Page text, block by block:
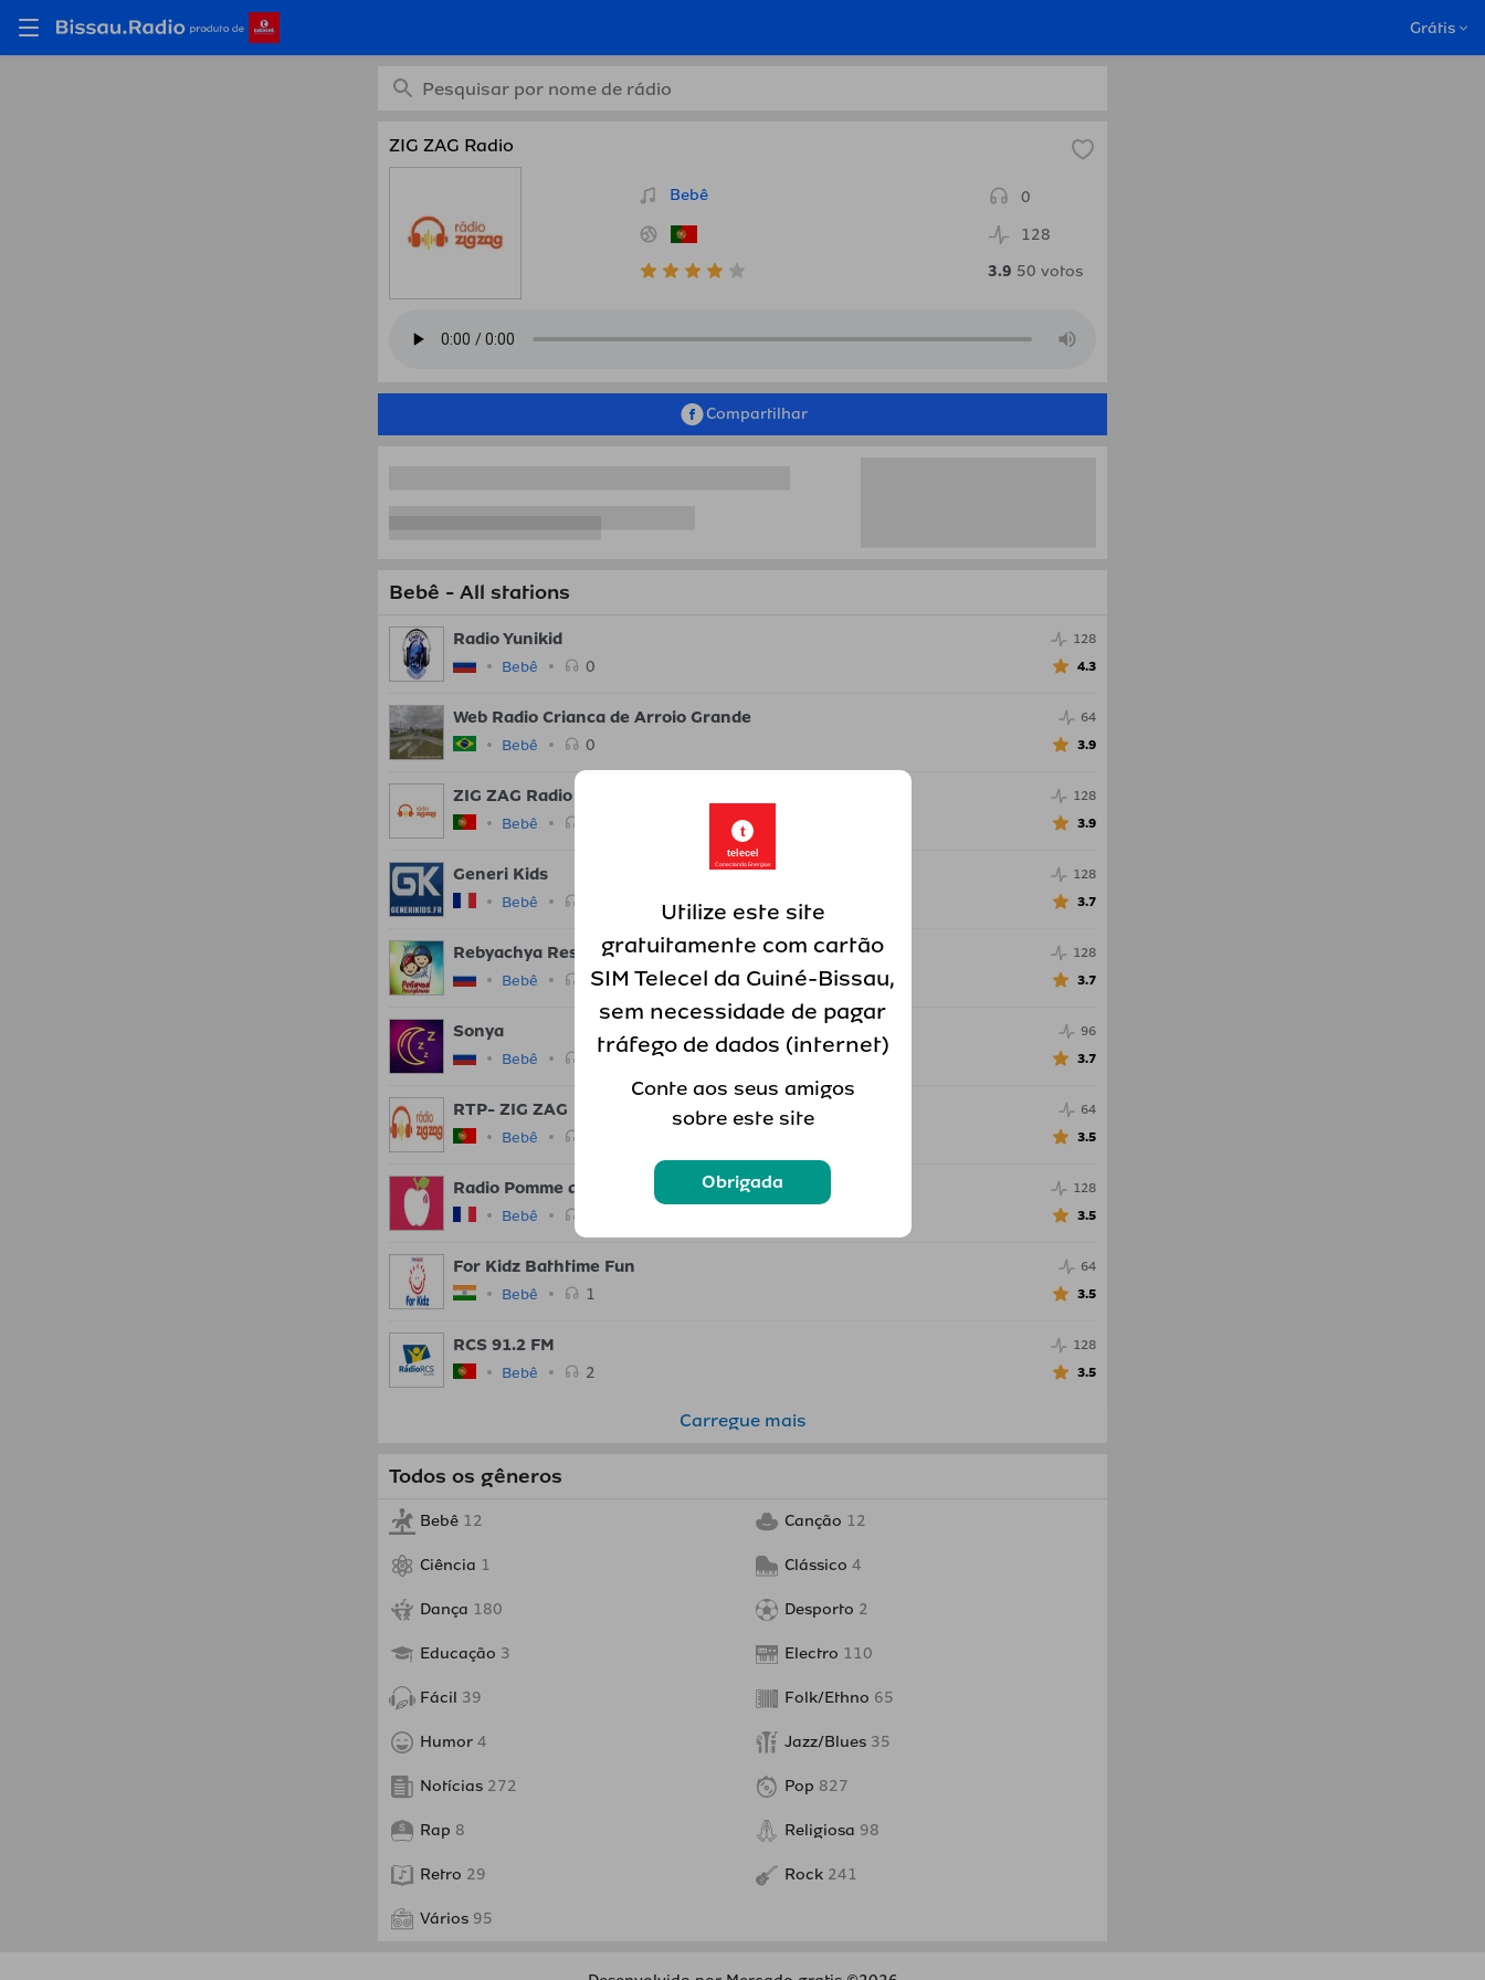
Grátis
ZIG ZAG Radio
Bebê
0
128
3.9 50 votos
Compartilhar
Bebê - All stations
Radio Yunikid
Bebê 0
128
4.3
Web Radio Crianca de Arroio Grande
Bebê 0
64
3.9
ZIG ZAG Radio
Bebê
128
3.9
Generi Kids
Bebê
128
3.7
Rebyachya Respublika
Bebê 0
128
3.7
Sonya
Bebê
96
3.7
RTP- ZIG ZAG
Bebê
64
3.5
Radio Pomme d'Api
Bebê
128
3.5
For Kidz Bathtime Fun
Bebê 1
64
3.5
RCS 91.2 FM
Bebê 2
128
3.5
Carregue mais
Todos os gêneros
Bebê 12 Canção 12
Ciência 1 Clássico 4
Dança 180 Desporto 2
Educação 3 Electro 110
Fácil 39 Folk/Ethno 65
Humor 4 Jazz/Blues 35
Notícias 272 Pop 827
Rap 8 Religiosa 98
Retro 29 Rock 241
Vários 95
t
telecel
Conectando Energias
Utilize este site
gratuitamente com cartão
SIM Telecel da Guiné-Bissau,
sem necessidade de pagar
tráfego de dados (internet)
Conte aos seus amigos
sobre este site
Obrigada